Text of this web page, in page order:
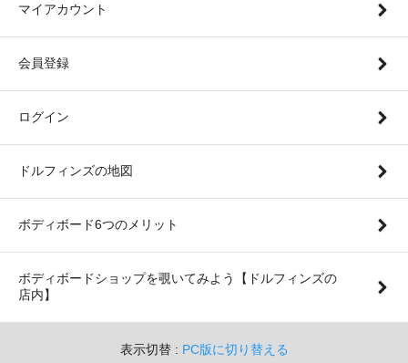
マイアカウント
会員登録
ログイン
ドルフィンズの地図
ボディボード6つのメリット
ボディボードショップを覗いてみよう【ドルフィンズの
店内】
表示切替 : PC版に切り替える